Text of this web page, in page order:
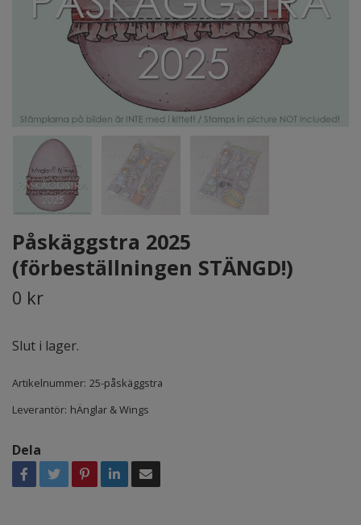
Påskäggstra 2025
(förbeställningen STÄNGD!)
0 kr
Slut i lager.
Artikelnummer: 25-påskäggstra
Leverantör: hÄnglar & Wings
Dela